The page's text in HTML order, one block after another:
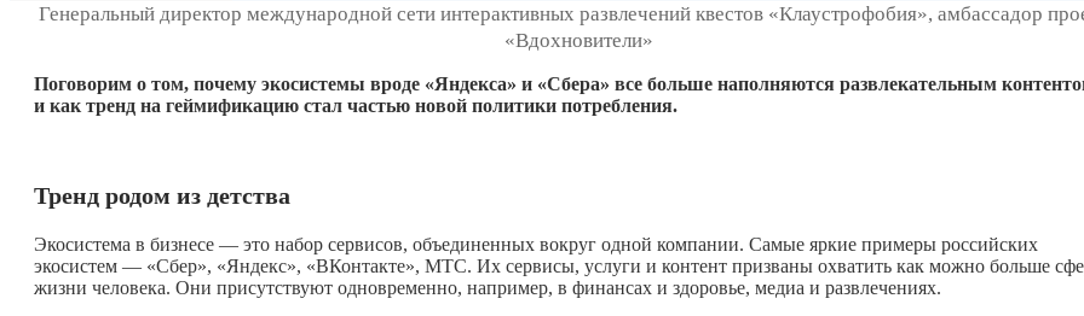
Генеральный директор международной сети интерактивных развлечений квестов «Клаустрофобия», амбассадор
«Вдохновители»
Поговорим о том, почему экосистемы вроде «Яндекса» и «Сбера» все больше наполняются развлекательным
и как тренд на геймификацию стал частью новой политики потребления.
Тренд родом из детства
Экосистема в бизнесе — это набор сервисов, объединенных вокруг одной компании. Самые яркие примеры российских
экосистем — «Сбер», «Яндекс», «ВКонтакте», МТС. Их сервисы, услуги и контент призваны охватить как можно больше
жизни человека. Они присутствуют одновременно, например, в финансах и здоровье, медиа и развлечениях.